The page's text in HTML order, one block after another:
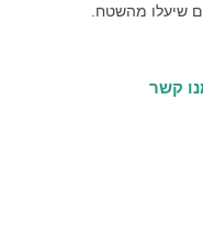
שיעלו מהשטח.
קשר